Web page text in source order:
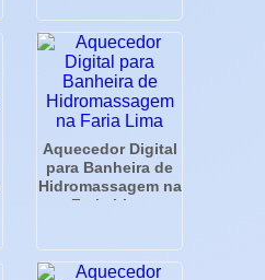
Aquecedor Digital
para Banheira de
Hidromassagem na
Faria Lima